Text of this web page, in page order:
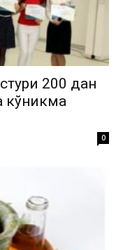
200 дан
кўникма
0